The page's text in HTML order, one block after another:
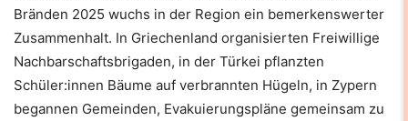
Bränden 2025 wuchs in der Region ein bemerkenswerter
Zusammenhalt. In Griechenland organisierten Freiwillige
Nachbarschaftsbrigaden, in der Türkei pflanzten
Schüler:innen Bäume auf verbrannten Hügeln, in Zypern
begannen Gemeinden, Evakuierungspläne gemeinsam zu